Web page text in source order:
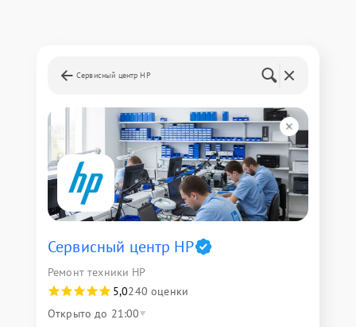
Сервисный центр HP
Сервисный центр HP
Ремонт техники HP
5,0240 оценки
Открыто до 21:00